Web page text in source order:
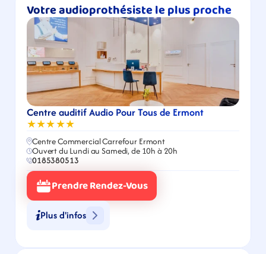
Votre audioprothésiste le plus proche
Centre auditif Audio Pour Tous de Ermont
★★★★★
Centre Commercial Carrefour Ermont
Ouvert du Lundi au Samedi, de 10h à 20h
0185380513
Prendre Rendez-Vous
Plus d'infos